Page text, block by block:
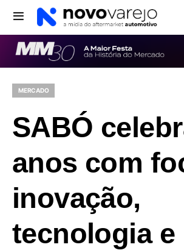
MERCADO
SABÓ
anos com
inovação,
tecnologia e